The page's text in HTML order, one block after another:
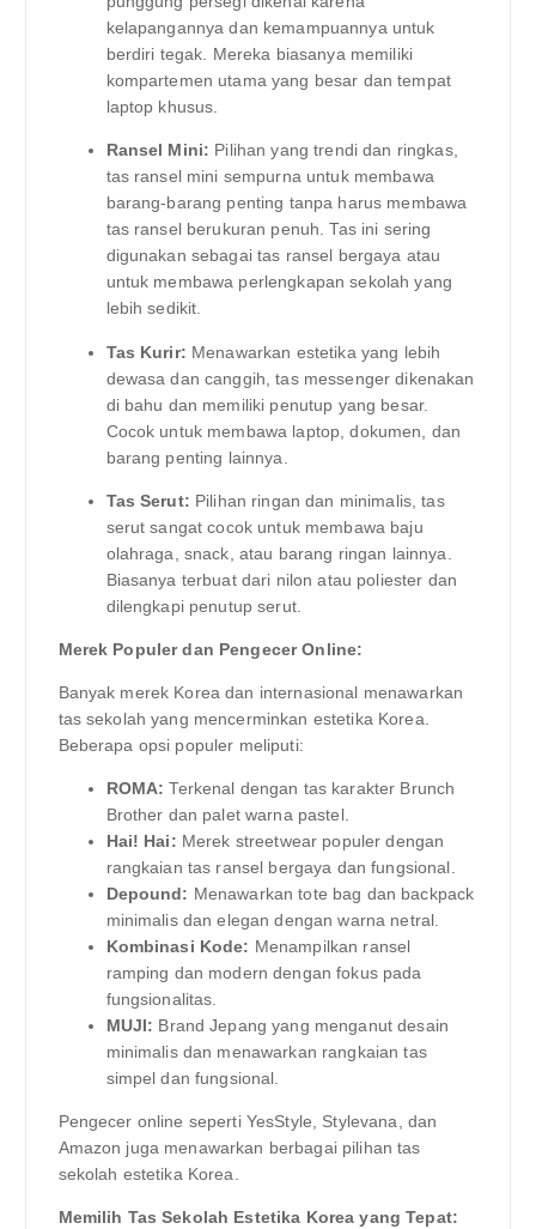
kelapangannya dan kemampuannya untuk
berdiri tegak. Mereka biasanya memiliki
kompartemen utama yang besar dan tempat
laptop khusus.
Ransel Mini: Pilihan yang trendi dan ringkas,
tas ransel mini sempurna untuk membawa
barang-barang penting tanpa harus membawa
tas ransel berukuran penuh. Tas ini sering
digunakan sebagai tas ransel bergaya atau
untuk membawa perlengkapan sekolah yang
lebih sedikit.
Tas Kurir: Menawarkan estetika yang lebih
dewasa dan canggih, tas messenger dikenakan
di bahu dan memiliki penutup yang besar.
Cocok untuk membawa laptop, dokumen, dan
barang penting lainnya.
Tas Serut: Pilihan ringan dan minimalis, tas
serut sangat cocok untuk membawa baju
olahraga, snack, atau barang ringan lainnya.
Biasanya terbuat dari nilon atau poliester dan
dilengkapi penutup serut.
Merek Populer dan Pengecer Online:
Banyak merek Korea dan internasional menawarkan
tas sekolah yang mencerminkan estetika Korea.
Beberapa opsi populer meliputi:
ROMA: Terkenal dengan tas karakter Brunch
Brother dan palet warna pastel.
Hai! Hai: Merek streetwear populer dengan
rangkaian tas ransel bergaya dan fungsional.
Depound: Menawarkan tote bag dan backpack
minimalis dan elegan dengan warna netral.
Kombinasi Kode: Menampilkan ransel
ramping dan modern dengan fokus pada
fungsionalitas.
MUJI: Brand Jepang yang menganut desain
minimalis dan menawarkan rangkaian tas
simpel dan fungsional.
Pengecer online seperti YesStyle, Stylevana, dan
Amazon juga menawarkan berbagai pilihan tas
sekolah estetika Korea.
Memilih Tas Sekolah Estetika Korea yang Tepat: